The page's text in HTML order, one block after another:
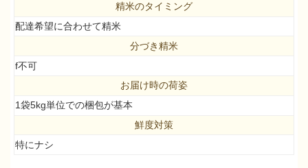
精米のタイミング
配達希望に合わせて精米
分づき精米
f不可
お届け時の荷姿
1袋5kg単位での梱包が基本
鮮度対策
特にナシ